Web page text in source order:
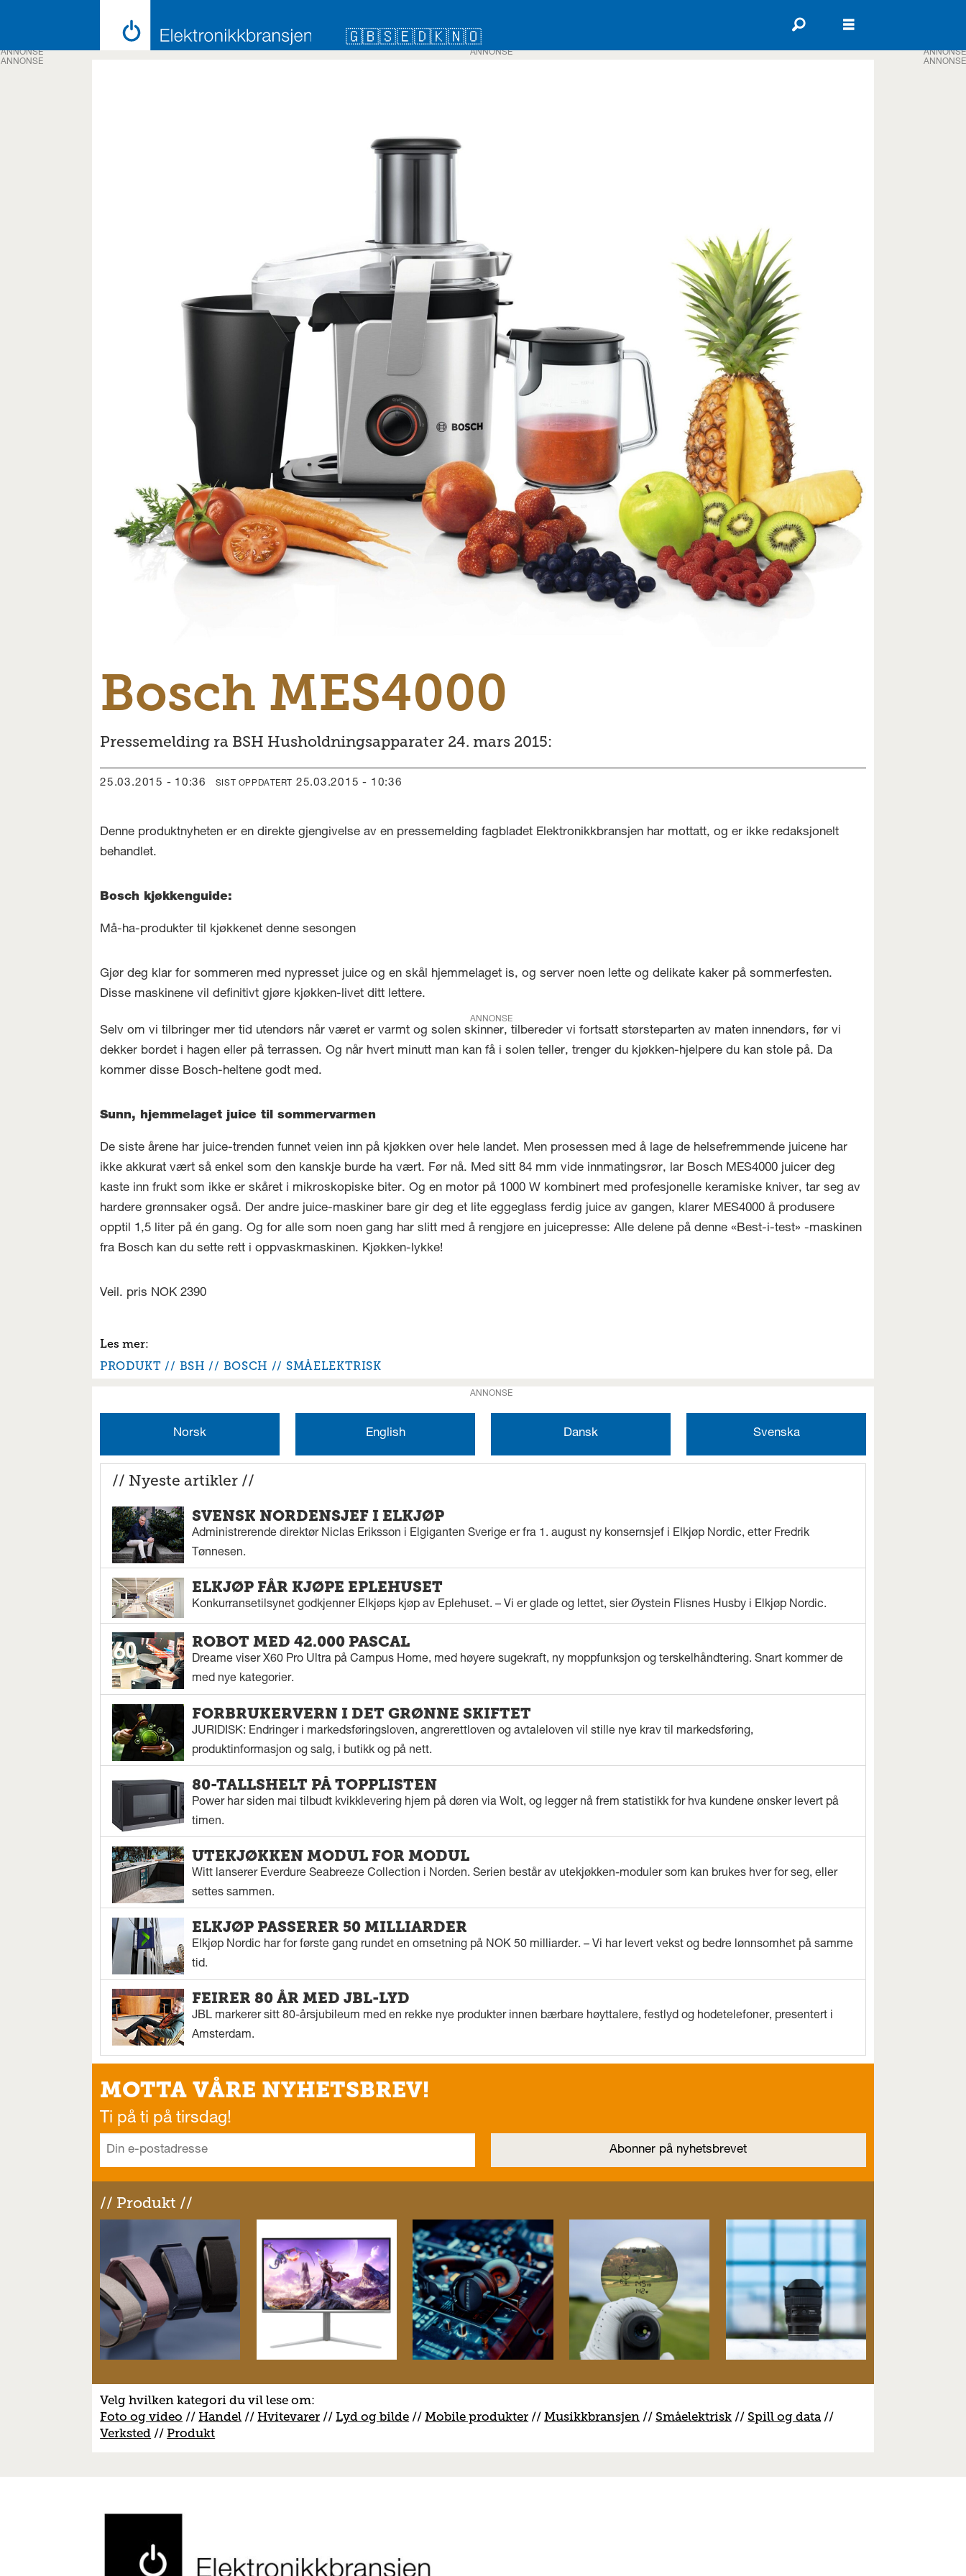
🇬🇧🇸🇪🇩🇰🇳🇴
ANNONSE
Bosch MES4000
Pressemelding ra BSH Husholdningsapparater 24. mars 2015:
25.03.2015 - 10:36 SIST OPPDATERT 25.03.2015 - 10:36
Denne produktnyheten er en direkte gjengivelse av en pressemelding fagbladet Elektronikkbransjen har mottatt, og er ikke redaksjonelt
behandlet.
Bosch kjøkkenguide:
Må-ha-produkter til kjøkkenet denne sesongen
Gjør deg klar for sommeren med nypresset juice og en skål hjemmelaget is, og server noen lette og delikate kaker på sommerfesten.
Disse maskinene vil definitivt gjøre kjøkken-livet ditt lettere.
ANNONSE
Selv om vi tilbringer mer tid utendørs når været er varmt og solen skinner, tilbereder vi fortsatt størsteparten av maten innendørs, før vi
dekker bordet i hagen eller på terrassen. Og når hvert minutt man kan få i solen teller, trenger du kjøkken-hjelpere du kan stole på. Da
kommer disse Bosch-heltene godt med.
Sunn, hjemmelaget juice til sommervarmen
De siste årene har juice-trenden funnet veien inn på kjøkken over hele landet. Men prosessen med å lage de helsefremmende juicene har
ikke akkurat vært så enkel som den kanskje burde ha vært. Før nå. Med sitt 84 mm vide innmatingsrør, lar Bosch MES4000 juicer deg
kaste inn frukt som ikke er skåret i mikroskopiske biter. Og en motor på 1000 W kombinert med profesjonelle keramiske kniver, tar seg av
hardere grønnsaker også. Der andre juice-maskiner bare gir deg et lite eggeglass ferdig juice av gangen, klarer MES4000 å produsere
opptil 1,5 liter på én gang. Og for alle som noen gang har slitt med å rengjøre en juicepresse: Alle delene på denne «Best-i-test» -maskinen
fra Bosch kan du sette rett i oppvaskmaskinen. Kjøkken-lykke!
Veil. pris NOK 2390
PRODUKT BSH BOSCH SMÅELEKTRISK
ANNONSE
Norsk English Dansk Svenska
// Nyeste artikler //
SVENSK NORDENSJEF I ELKJØP
Administrerende direktør Niclas Eriksson i Elgiganten Sverige er fra 1. august ny konsernsjef i Elkjøp Nordic, etter Fredrik
Tønnesen.
ELKJØP FÅR KJØPE EPLEHUSET
Konkurransetilsynet godkjenner Elkjøps kjøp av Eplehuset. – Vi er glade og lettet, sier Øystein Flisnes Husby i Elkjøp Nordic.
ROBOT MED 42.000 PASCAL
Dreame viser X60 Pro Ultra på Campus Home, med høyere sugekraft, ny moppfunksjon og terskelhåndtering. Snart kommer de
med nye kategorier.
FORBRUKERVERN I DET GRØNNE SKIFTET
JURIDISK: Endringer i markedsføringsloven, angrerettloven og avtaleloven vil stille nye krav til markedsføring,
produktinformasjon og salg, i butikk og på nett.
80-TALLSHELT PÅ TOPPLISTEN
Power har siden mai tilbudt kvikklevering hjem på døren via Wolt, og legger nå frem statistikk for hva kundene ønsker levert på
timen.
UTEKJØKKEN MODUL FOR MODUL
Witt lanserer Everdure Seabreeze Collection i Norden. Serien består av utekjøkken-moduler som kan brukes hver for seg, eller
settes sammen.
ELKJØP PASSERER 50 MILLIARDER
Elkjøp Nordic har for første gang rundet en omsetning på NOK 50 milliarder. – Vi har levert vekst og bedre lønnsomhet på samme
tid.
FEIRER 80 ÅR MED JBL-LYD
JBL markerer sitt 80-årsjubileum med en rekke nye produkter innen bærbare høyttalere, festlyd og hodetelefoner, presentert i
Amsterdam.
MOTTA VÅRE NYHETSBREV!
Ti på ti på tirsdag!
// Produkt //
Velg hvilken kategori du vil lese om:
Foto og video //Handel //Hvitevarer // Lyd og bilde //Mobile produkter //Musikkbransjen // Småelektrisk // Spill og data //
Verksted //Produkt
ANNONSE
ANNONSE
ANNONSE
ANNONSE